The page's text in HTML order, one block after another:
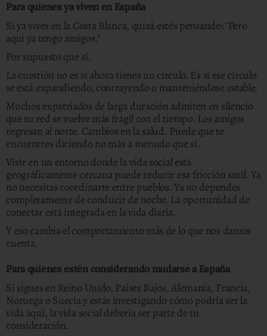
Para quienes ya viven en España
Si ya vives en la Costa Blanca, quizá estés pensando: "Pero
aquí ya tengo amigos."
Por supuesto que sí.
La cuestión no es si ahora tienes un círculo. Es si ese círculo
se está expandiendo, contrayendo o manteniéndose estable.
Muchos expatriados de larga duración admiten en silencio
que su red se vuelve más frágil con el tiempo. Los amigos
regresan al norte. Cambios en la salud. Puede que te
encuentres diciendo no más a menudo que sí.
Vivir en un entorno donde la vida social está
geográficamente cercana puede reducir esa fricción sutil. Ya
no necesitas coordinarte entre pueblos. Ya no dependes
completamente de conducir de noche. La oportunidad de
conectar está integrada en la vida diaria.
Y eso cambia el comportamiento más de lo que nos damos
cuenta.
Para quienes estén considerando mudarse a España
Si sigues en Reino Unido, Países Bajos, Alemania, Francia,
Noruega o Suecia y estás investigando cómo podría ser la
vida aquí, la vida social debería ser parte de tu
consideración.